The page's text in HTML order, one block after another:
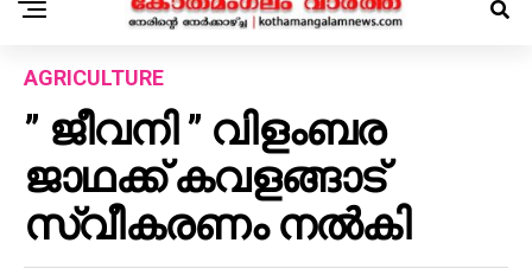
AGRICULTURE
” ജീവനി ” വിളംബര
ജാഥക്ക് കവളങ്ങാട്
സ്വീകരണം നൽകി